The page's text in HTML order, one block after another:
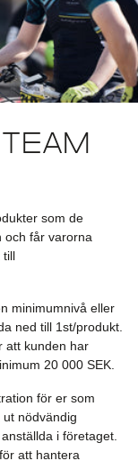
som de
och får varorna
till
minimumnivå eller
ned till 1st/produkt.
att kunden har
20 000 SEK.‌
för er som
nödvändig
i företaget.
att hantera